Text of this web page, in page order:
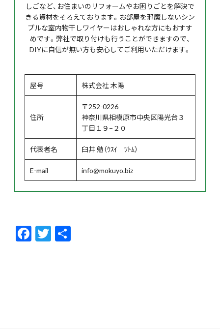
しごなど、お住まいのリフォームやお困りごとを解決で
きる資材をそろえております。お部屋を邪魔しないシン
プルな室内物干しワイヤーはおしゃれな方にもおすす
めです。弊社で取り付けも行うことができますので、
DIYに自信が無い方も安心してご利用いただけます。
屋号 株式会社 木陽
住所
〒252-0226
神奈川県相模原市中央区陽光台３
丁目１９−２０
代表者名 臼井 勉（ｳｽｲ ﾂﾄﾑ）
E-mail info@mokuyo.biz
F
ac
T
w